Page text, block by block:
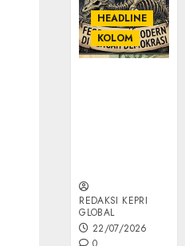
HEADLINE
KOLOM
REDAKSI KEPRI
GLOBAL
22/07/2026